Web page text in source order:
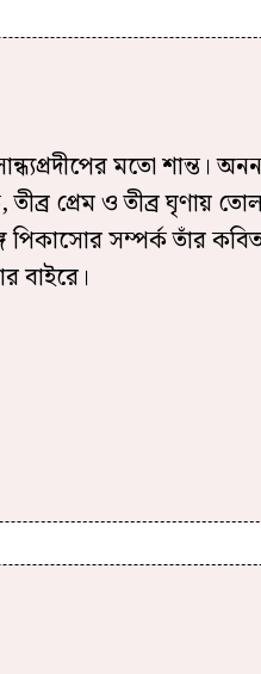
মতো শান্ত।
প্রেম ও তীব্র ঘৃণায়
পিকাসোর সম্পর্ক তাঁর
বাইরে।